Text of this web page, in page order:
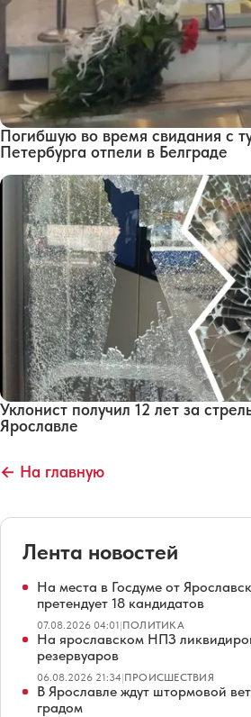
Погибшую во время свидания с
Петербурга отпели в Белграде
Уклонист получил 12 лет за
Ярославле
← На главную
Лента новостей
На места в Госдуме от
претендует 18 кандидатов
07.08.2026 04:01|ПОЛИТИКА
На ярославском НПЗ
резервуаров
06.08.2026 21:34|ПРОИСШЕСТВИЯ
В Ярославле ждут штормовой
градом